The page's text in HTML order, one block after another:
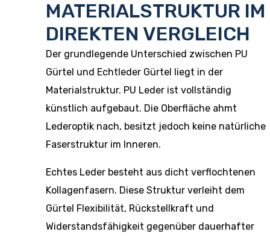
MATERIALSTRUKTUR IM
DIREKTEN VERGLEICH
Der grundlegende Unterschied zwischen PU
Gürtel und Echtleder Gürtel liegt in der
Materialstruktur. PU Leder ist vollständig
künstlich aufgebaut. Die Oberfläche ahmt
Lederoptik nach, besitzt jedoch keine natürliche
Faserstruktur im Inneren.
Echtes Leder besteht aus dicht verflochtenen
Kollagenfasern. Diese Struktur verleiht dem
Gürtel Flexibilität, Rückstellkraft und
Widerstandsfähigkeit gegenüber dauerhafter